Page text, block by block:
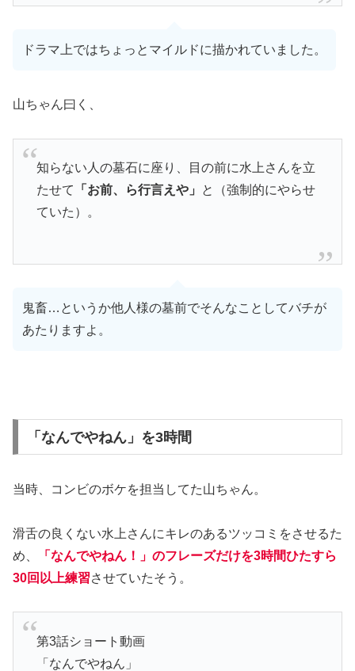
ドラマ上ではちょっとマイルドに描かれていました。
山ちゃん曰く、
知らない人の墓石に座り、目の前に水上さんを立
たせて
「お前、ら行言えや」
と（強制的にやらせ
ていた）。
鬼畜…というか他人様の墓前でそんなことしてバチが
あたりますよ。
「なんでやねん」を3時間
当時、コンビのボケを担当してた山ちゃん。
滑舌の良くない水上さんにキレのあるツッコミをさせるた
め、
「なんでやねん！」のフレーズだけを3時間ひたすら
30回以上練習させていたそう。
第3話ショート動画
「なんでやねん」